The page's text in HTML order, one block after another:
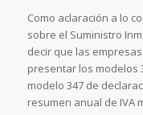
Como aclaración a lo
sobre el Suministro
decir que las
presentar los modelos
modelo 347 de
resumen anual de IVA